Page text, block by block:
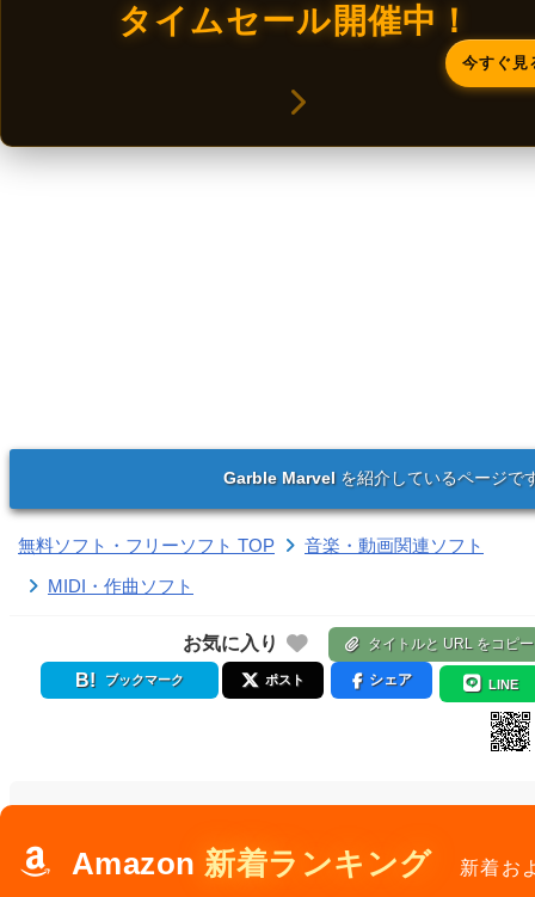
タイムセール開催中！
今すぐ見
Garble Marvelを紹介しているページで
無料ソフト・フリーソフト TOP
音楽・動画関連ソフト
MIDI・作曲ソフト
お気に入り タイトルと URL をコピー
ブックマーク ポスト シェア LINE
Amazon 新着ランキング 新着お